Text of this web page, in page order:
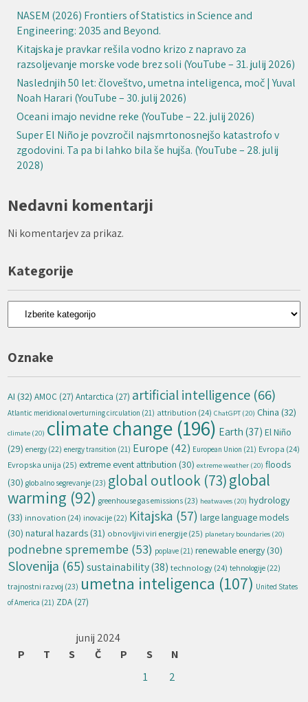
NASEM (2026) Frontiers of Statistics in Science and
Engineering: 2035 and Beyond.
Kitajska je pravkar rešila vodno krizo z napravo za
razsoljevanje morske vode brez soli (YouTube – 31. julij 2026)
Naslednjih 50 let: človeštvo, umetna inteligenca, moč | Yuval
Noah Harari (YouTube – 30. julij 2026)
Oceani imajo nevidne reke (YouTube – 22. julij 2026)
Super El Niño je povzročil najsmrtonosnejšo katastrofo v
zgodovini. Ta pa bi lahko bila še hujša. (YouTube – 28. julij
2028)
Nedavni komentarji
Ni komentarjev za prikaz.
Kategorije
Kategorije
Oznake
AI (32) AMOC (27) Antarctica (27) artificial intelligence (66)
Atlantic meridional overturning circulation (21) attribution (24) ChatGPT (20) China (32)
climate (20) climate change (196) Earth (37) El Niño
(29) energy (22) energy transition (21) Europe (42) European Union (21) Evropa (24)
Evropska unija (25) extreme event attribution (30) extreme weather (20) floods
(30) globalno segrevanje (23) global outlook (73)global
warming (92) greenhouse gas emissions (23) heatwaves (20) hydrology
(33) innovation (24) inovacije (22) Kitajska (57) large language models
(30) natural hazards (31) obnovljivi viri energije(25) planetary boundaries (20)
podnebne spremembe (53) poplave (21) renewable energy (30)
Slovenija (65) sustainability(38) technology(24) tehnologije (22)
trajnostni razvoj (23) umetna inteligenca (107) United States
of America (21) ZDA (27)
junij 2024
P
T S Č P S
N
1
2